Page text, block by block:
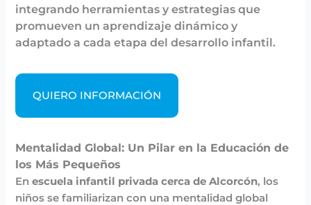
integrando herramientas y estrategias que
promueven un aprendizaje dinámico y
adaptado a cada etapa del desarrollo infantil.
QUIERO INFORMACIÓN
Mentalidad Global: Un Pilar en la Educación de
los Más Pequeños
Enescuela infantil privada cerca de Alcorcón, los
niños se familiarizan con una mentalidad global